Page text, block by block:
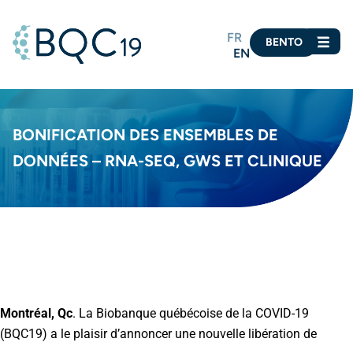
FR
EN
BENTO
BONIFICATION DES ENSEMBLES DE
DONNÉES – RNA-SEQ, GWS ET CLINIQUE
Montréal, Qc. La Biobanque québécoise de la COVID-19
(BQC19) a le plaisir d’annoncer une nouvelle libération de